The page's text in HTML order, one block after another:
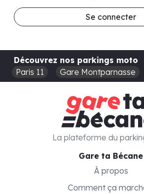
Se connecter
Découvrez nos parkings moto
Paris 11
Gare Montparnasse
Gare ta Bécane
À propos
Comment ça
La plateforme du